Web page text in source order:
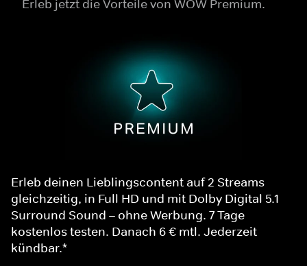
Erleb jetzt die Vorteile von WOW Premium.
Erleb deinen Lieblingscontent auf 2 Streams
gleichzeitig, in Full HD und mit Dolby Digital 5.1
Surround Sound – ohne Werbung. 7 Tage
kostenlos testen. Danach 6 € mtl. Jederzeit
kündbar.*